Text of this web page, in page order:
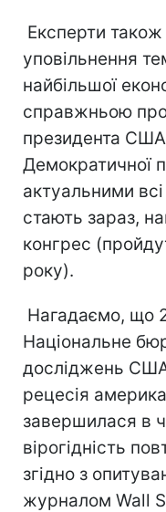
Експерти
уповільнення
найбільшої
справжньою
президента
Демократичної
актуальними
стають зараз,
конгрес
року).
Нагадаємо, що
Національне
досліджень
рецесія
завершилася в
вірогідність
згідно з
журналом Wall